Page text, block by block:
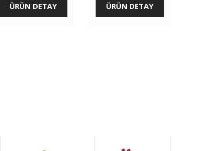
ÜRÜN DETAY ÜRÜN DETAY